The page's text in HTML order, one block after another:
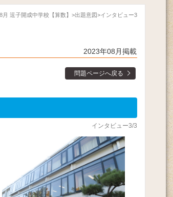
月 逗子開成中学校【算数】 出題意図 インタビュー3
2023年08月掲載
問題ページへ戻る
インタビュー3/3